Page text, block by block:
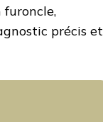
furoncle,
précis et